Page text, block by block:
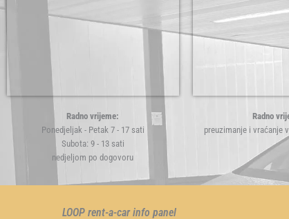
Radno vrijeme:
Ponedjeljak - Petak 7 - 17 sati
Subota: 9 - 13 sati
nedjeljom po dogovoru
Radno
preuzimanje i vraćanje
LOOP rent-a-car info panel